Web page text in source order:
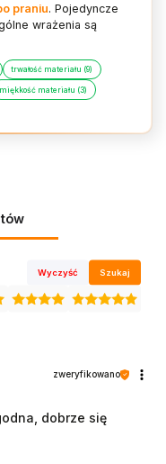
praniu. Pojedyncze
wrażenia są
trwałość materiału (9)
miękkość materiału (3)
Wyczyść Szukaj
zweryfikowano
dobrze się